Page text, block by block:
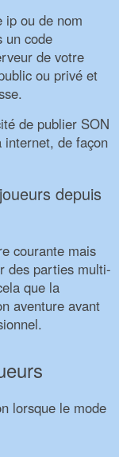
ip ou de nom
un code
de votre
ou privé et
de publier SON
de façon
depuis
courante mais
des parties multi-
que la
aventure avant
lorsque le mode